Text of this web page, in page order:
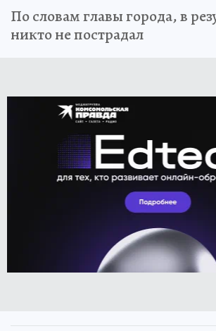
По словам главы города, в
никто не пострадал